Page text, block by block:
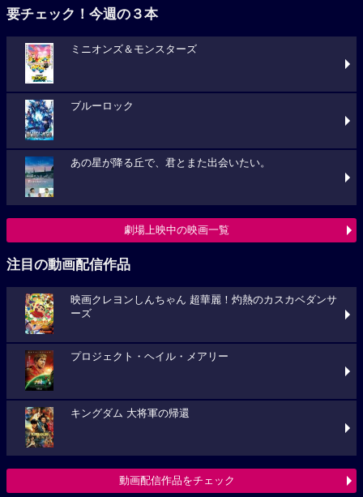
要チェック！今週の３本
ミニオンズ＆モンスターズ
ブルーロック
あの星が降る丘で、君とまた出会いたい。
劇場上映中の映画一覧
注目の動画配信作品
映画クレヨンしんちゃん 超華麗！灼熱のカスカベダンサ
ーズ
プロジェクト・ヘイル・メアリー
キングダム 大将軍の帰還
動画配信作品をチェック